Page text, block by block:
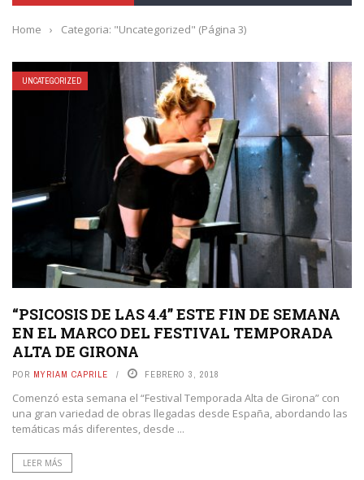
Home › Categoria: "Uncategorized" (Página 3)
UNCATEGORIZED
“PSICOSIS DE LAS 4.4” ESTE FIN DE SEMANA
EN EL MARCO DEL FESTIVAL TEMPORADA
ALTA DE GIRONA
POR MYRIAM CAPRILE FEBRERO 3, 2018
Comenzó esta semana el “Festival Temporada Alta de Girona” con
una gran variedad de obras llegadas desde España, abordando las
temáticas más diferentes, desde ...
LEER MÁS